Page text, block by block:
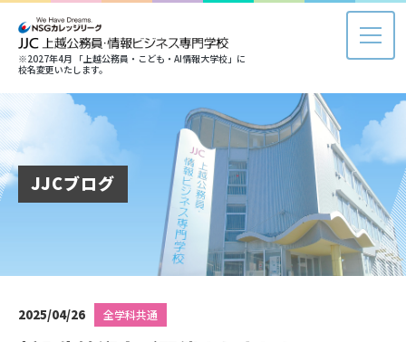
※2027年4月 「上越公務員・こども・AI情報大学校」に
校名変更いたします。
JJCブログ
2025/04/26 全学科共通